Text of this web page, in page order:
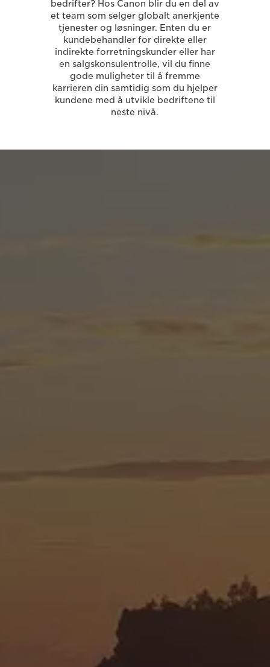
bedrifter? Hos Canon blir du en del av
et team som selger globalt anerkjente
tjenester og løsninger. Enten du er
kundebehandler for direkte eller
indirekte forretningskunder eller har
en salgskonsulentrolle, vil du finne
gode muligheter til å fremme
karrieren din samtidig som du hjelper
kundene med å utvikle bedriftene til
neste nivå.